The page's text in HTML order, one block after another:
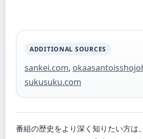
ADDITIONAL SOURCES
sankei.com,
sukusuku.com
番組の歴史をより深く知りたい方は、